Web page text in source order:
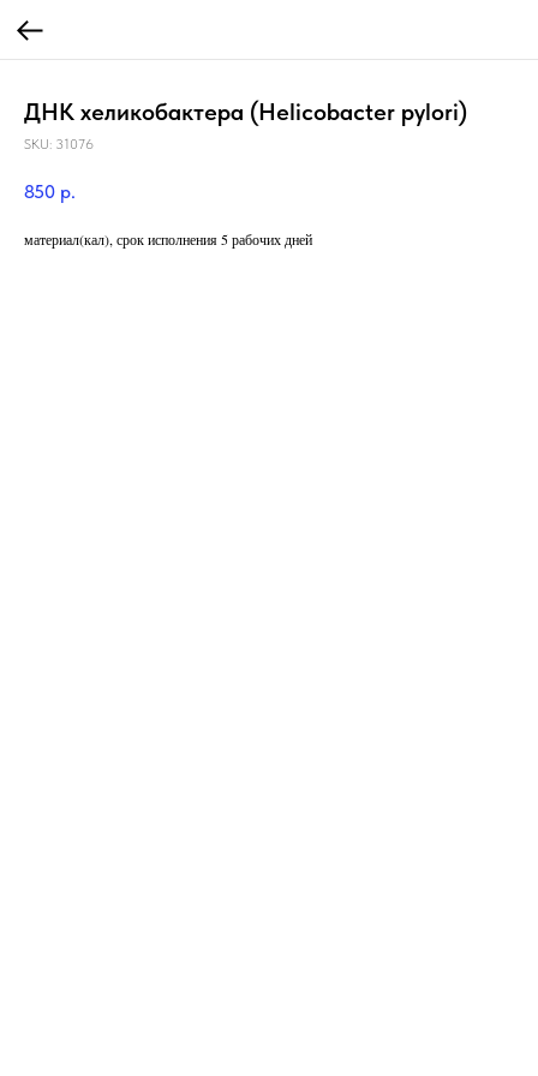
ДНК хеликобактера (Helicobacter pylori)
SKU: 31076
850 р.
материал(кал), срок исполнения 5 рабочих дней